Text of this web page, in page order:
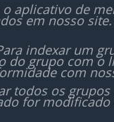
aplicativo de
em nosso
indexar um
grupo com o
com
todos os
for